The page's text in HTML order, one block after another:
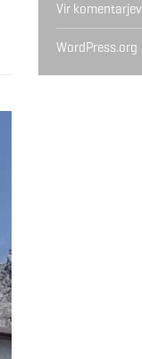
Vir komentarjev
WordPress.org